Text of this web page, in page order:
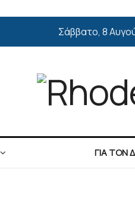
Σάββατο, 8
ΓΙΑ ΤΟΝ